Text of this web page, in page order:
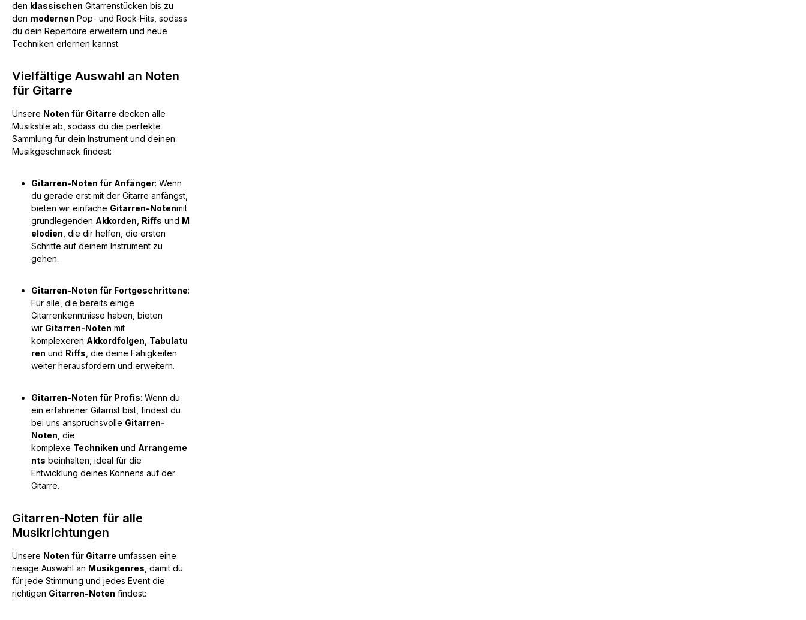
den klassischen Gitarrenstücken bis zu
den modernen Pop- und Rock-Hits, sodass
du dein Repertoire erweitern und neue
Techniken erlernen kannst.
Vielfältige Auswahl an Noten
für Gitarre
Unsere Noten für Gitarre decken alle
Musikstile ab, sodass du die perfekte
Sammlung für dein Instrument und deinen
Musikgeschmack findest:
Gitarren-Noten für Anfänger: Wenn
du gerade erst mit der Gitarre anfängst,
bieten wir einfache Gitarren-Notenmit
grundlegenden Akkorden Riffs und M
elodien , die dir helfen, die ersten
Schritte auf deinem Instrument zu
gehen.
Gitarren-Noten für Fortgeschrittene:
Für alle, die bereits einige
Gitarrenkenntnisse haben, bieten
wir Gitarren-Noten mit
komplexeren Akkordfolgen Tabulatu
ren und Riffs , die deine Fähigkeiten
weiter herausfordern und erweitern.
Gitarren-Noten für Profis: Wenn du
ein erfahrener Gitarrist bist, findest du
bei uns anspruchsvolle Gitarren-
Noten , die
komplexe Techniken und Arrangeme
nts beinhalten, ideal für die
Entwicklung deines Könnens auf der
Gitarre.
Gitarren-Noten für alle
Musikrichtungen
Unsere Noten für Gitarre umfassen eine
riesige Auswahl an Musikgenres , damit du
für jede Stimmung und jedes Event die
richtigen Gitarren-Noten findest: